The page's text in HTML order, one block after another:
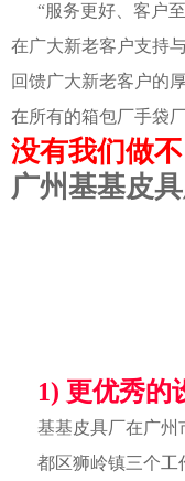
“服务更好、客户至
在广大新老客户支持
回馈广大新老客户的
在所有的箱包厂手袋
没有我们做
广州基基皮
1) 更优秀的
基基皮具厂在广州
都区狮岭镇三个工